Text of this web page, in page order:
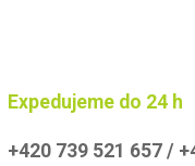
Expedujeme do 24 h
+420 739 521 657 /